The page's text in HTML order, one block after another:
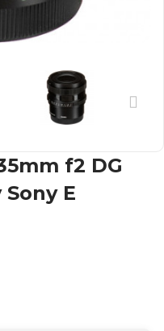
f2 DG
E